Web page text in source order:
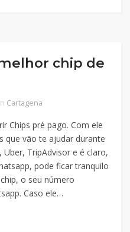
chip de
Cartagena
Chips pré pago. Com ele
que vão te ajudar durante
TripAdvisor e é claro,
pode ficar tranquilo
o seu número
Caso ele…